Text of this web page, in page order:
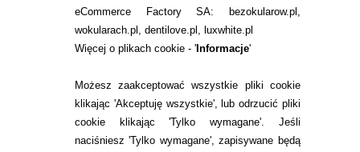
eCommerce Factory SA: bezokularow.pl,
wokularach.pl, dentilove.pl, luxwhite.pl
Więcej o plikach cookie - 'Informacje'
Możesz zaakceptować wszystkie pliki cookie
klikając 'Akceptuję wszystkie', lub odrzucić pliki
cookie klikając 'Tylko wymagane'. Jeśli
naciśniesz 'Tylko wymagane', zapisywane będą
RANKINGI SOCZEWEK
SOCZEWKI KOLOROWE
Zwrot (odstąpienie od umowy)
ZMIEŃ USTAWIENIA ZGODY NA CIASTECZKA